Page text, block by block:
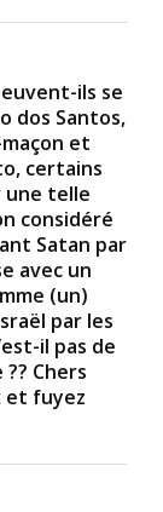
ils se
dos Santos,
et
certains
une telle
considéré
Satan par
avec un
(un)
par les
il pas de
Chers
et fuyez